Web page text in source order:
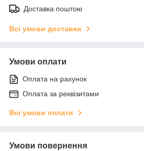
Доставка поштою
Всі умови доставки
Умови оплати
Оплата на рахунок
Оплата за реквізитами
Всі умови оплати
Умови повернення